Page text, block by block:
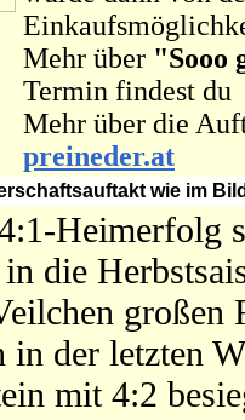
Mehr über "Sooo
Termin findest
Mehr über die
preineder.at
wie im
Heimerfolg
die
großen
in der letzten
mit 4:2